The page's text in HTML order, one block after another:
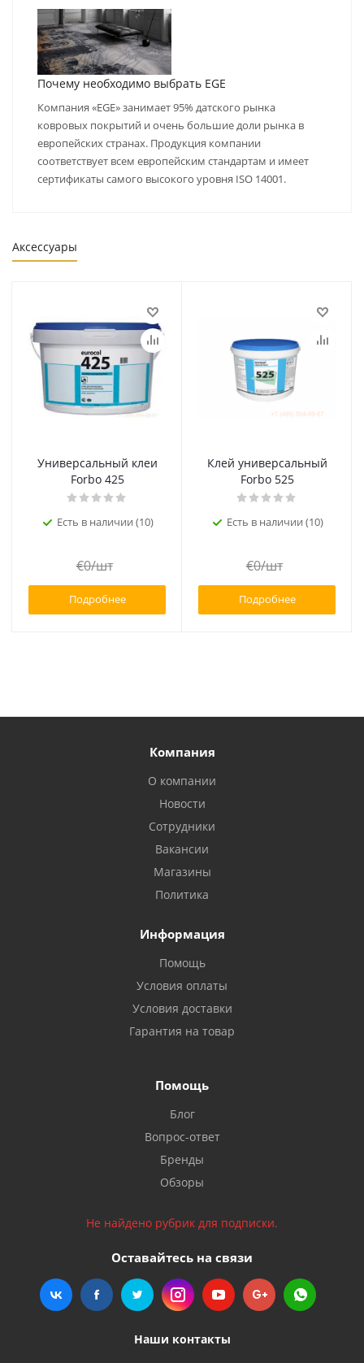
Почему необходимо выбрать EGE
Компания «EGE» занимает 95% датского рынка
ковровых покрытий и очень большие доли рынка в
европейских странах. Продукция компании
соответствует всем европейским стандартам и имеет
сертификаты самого высокого уровня ISO 14001.
Аксессуары
Универсальный клеи
Forbo 425
Есть в наличии (10)
€0/шт
Подробнее
Клей универсальный
Forbo 525
Есть в наличии (10)
€0/шт
Подробнее
Компания
О компании
Новости
Сотрудники
Вакансии
Магазины
Политика
Информация
Помощь
Условия оплаты
Условия доставки
Гарантия на товар
Помощь
Блог
Вопрос-ответ
Бренды
Обзоры
Не найдено рубрик для подписки.
Оставайтесь на связи
Наши контакты